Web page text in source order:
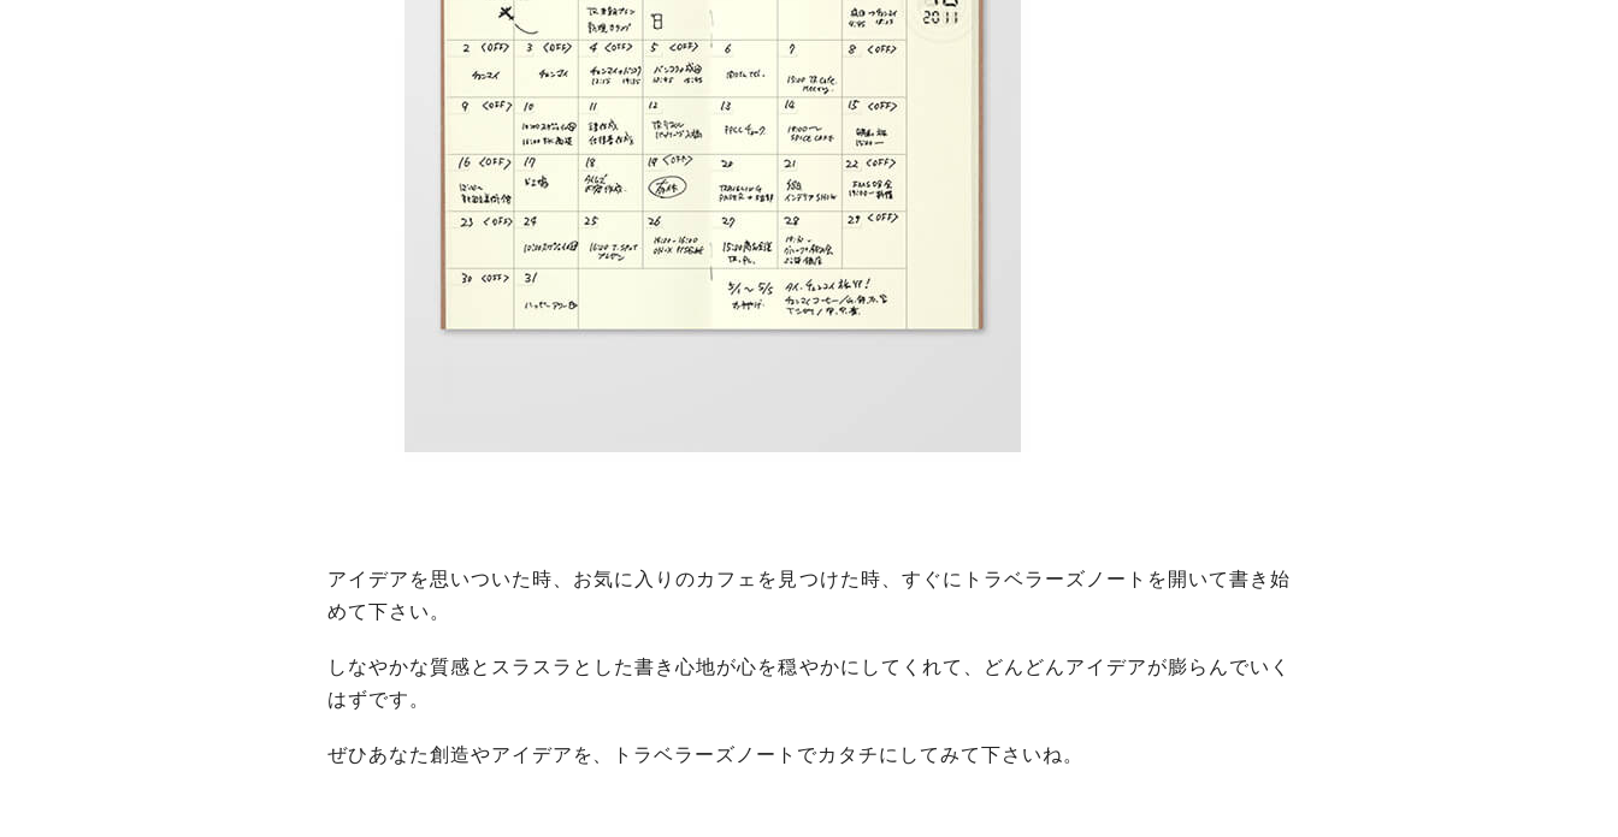
アイデアを思いついた時、お気に入りのカフェを見つけた時、すぐにトラベラーズノートを開いて書き始
めて下さい。
しなやかな質感とスラスラとした書き心地が心を穏やかにしてくれて、どんどんアイデアが膨らんでいく
はずです。
ぜひあなた創造やアイデアを、トラベラーズノートでカタチにしてみて下さいね。